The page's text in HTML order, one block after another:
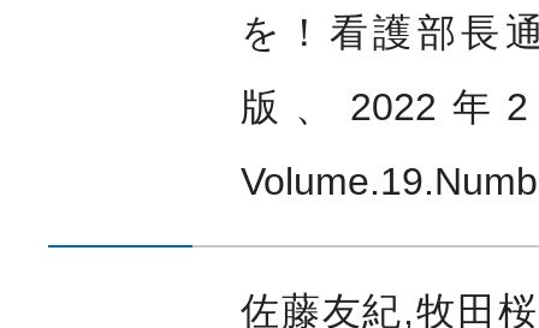
を！看護部長
版、2022年
佐藤友紀,牧田